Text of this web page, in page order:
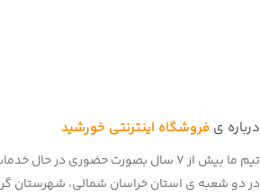
درباره ی فروشگاه اینترنتی خورشید
تیم ما بیش از 7 سال بصورت حضوری
در دو شعبه ی استان خراسان شمالی، شهرستان